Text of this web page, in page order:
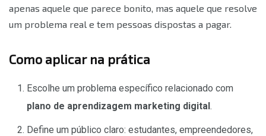
apenas aquele que parece bonito, mas aquele que resolve
um problema real e tem pessoas dispostas a pagar.
Como aplicar na prática
Escolhe um problema específico relacionado com
plano de aprendizagem marketing digital.
Define um público claro: estudantes, empreendedores,